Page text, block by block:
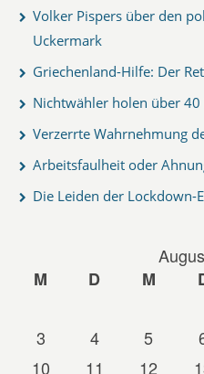
Volker Pispers über den
Uckermark
Griechenland-Hilfe: Der
Nichtwähler holen über 40
Verzerrte Wahrnehmung
Arbeitsfaulheit oder
Die Leiden der Lockdown-
M
D M
3
4 5
10
11 12